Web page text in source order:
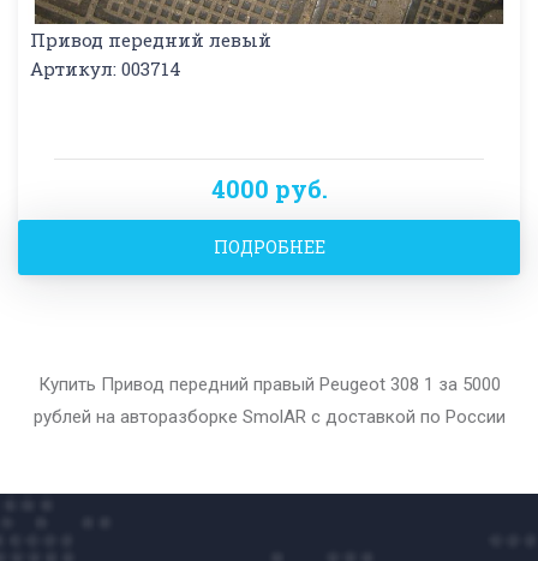
Привод передний левый
Артикул: 003714
4000 руб.
ПОДРОБНЕЕ
Купить Привод передний правый Peugeot 308 1 за 5000
рублей на авторазборке SmolAR с доставкой по России